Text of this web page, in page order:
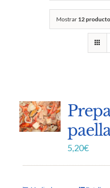
Mostrar 12
5,20€